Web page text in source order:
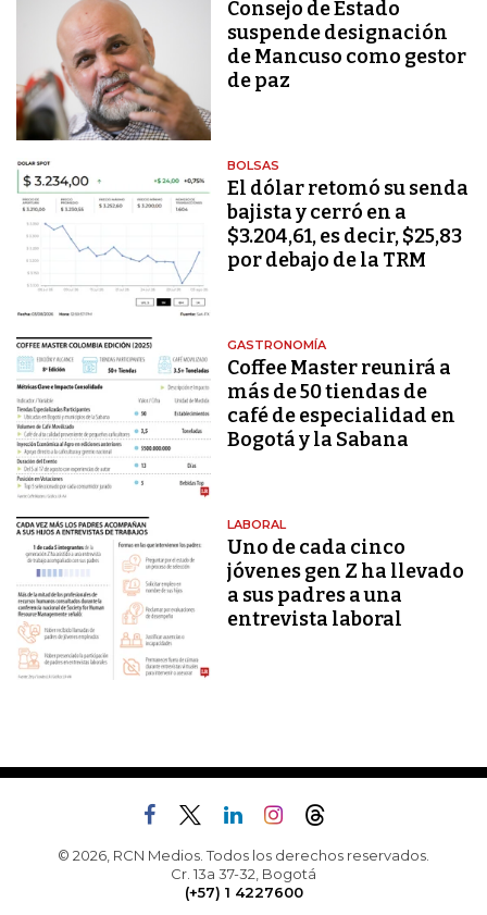
Consejo de Estado
suspende designación
de Mancuso como gestor
de paz
BOLSAS
El dólar retomó su senda
bajista y cerró en a
$3.204,61, es decir, $25,83
por debajo de la TRM
GASTRONOMÍA
Coffee Master reunirá a
más de 50 tiendas de
café de especialidad en
Bogotá y la Sabana
LABORAL
Uno de cada cinco
jóvenes gen Z ha llevado
a sus padres a una
entrevista laboral
© 2026, RCN Medios. Todos los derechos reservados.
Cr. 13a 37-32, Bogotá
(+57) 1 4227600